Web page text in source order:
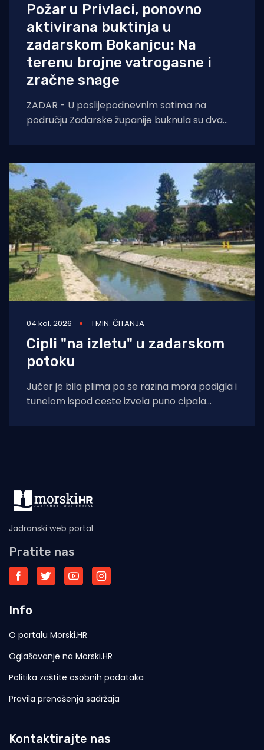
Požar u Privlaci, ponovno
aktivirana buktinja u
zadarskom Bokanjcu: Na
terenu brojne vatrogasne i
zračne snage
ZADAR - U poslijepodnevnim satima na
području Zadarske županije buknula su dva
04 kol. 2026 1 MIN. ČITANJA
Cipli "na izletu" u zadarskom
potoku
Jučer je bila plima pa se razina mora podigla i
tunelom ispod ceste izvela puno cipala
Jadranski web portal
Pratite nas
Info
O portalu Morski.HR
Oglašavanje na Morski.HR
Politika zaštite osobnih podataka
Pravila prenošenja sadržaja
Kontaktirajte nas